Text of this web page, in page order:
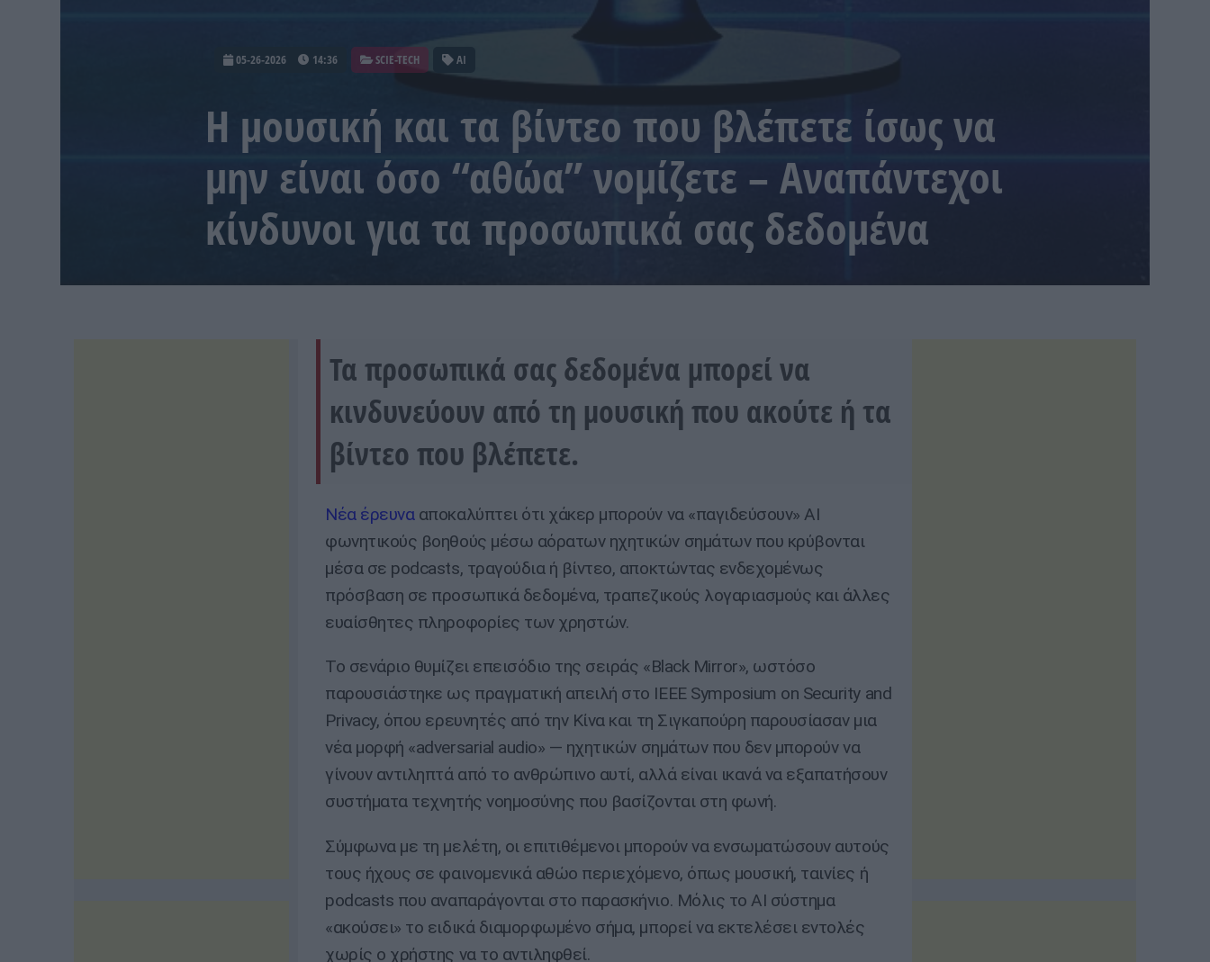
05-26-2026 14:36 SCIE-TECH AI
Η μουσική και τα βίντεο που βλέπετε ίσως να
μην είναι όσο “αθώα” νομίζετε – Αναπάντεχοι
κίνδυνοι για τα προσωπικά σας δεδομένα
Τα προσωπικά σας δεδομένα μπορεί να
κινδυνεύουν από τη μουσική που ακούτε ή τα
βίντεο που βλέπετε.
Νέα έρευνα αποκαλύπτει ότι χάκερ μπορούν να «παγιδεύσουν» AI
φωνητικούς βοηθούς μέσω αόρατων ηχητικών σημάτων που κρύβονται
μέσα σε podcasts, τραγούδια ή βίντεο, αποκτώντας ενδεχομένως
πρόσβαση σε προσωπικά δεδομένα, τραπεζικούς λογαριασμούς και άλλες
ευαίσθητες πληροφορίες των χρηστών.
Το σενάριο θυμίζει επεισόδιο της σειράς «Black Mirror», ωστόσο
παρουσιάστηκε ως πραγματική απειλή στο IEEE Symposium on Security and
Privacy, όπου ερευνητές από την Κίνα και τη Σιγκαπούρη παρουσίασαν μια
νέα μορφή «adversarial audio» — ηχητικών σημάτων που δεν μπορούν να
γίνουν αντιληπτά από το ανθρώπινο αυτί, αλλά είναι ικανά να εξαπατήσουν
συστήματα τεχνητής νοημοσύνης που βασίζονται στη φωνή.
Σύμφωνα με τη μελέτη, οι επιτιθέμενοι μπορούν να ενσωματώσουν αυτούς
τους ήχους σε φαινομενικά αθώο περιεχόμενο, όπως μουσική, ταινίες ή
podcasts που αναπαράγονται στο παρασκήνιο. Μόλις το AI σύστημα
«ακούσει» το ειδικά διαμορφωμένο σήμα, μπορεί να εκτελέσει εντολές
χωρίς ο χρήστης να το αντιληφθεί.